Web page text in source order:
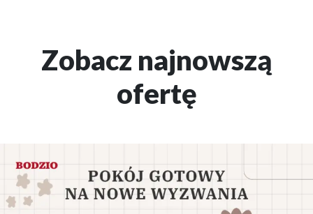
Zobacz najnowszą
ofertę